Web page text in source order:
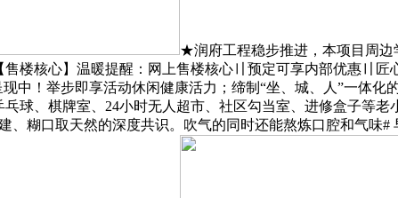
★润府工程稳步推进，本项目周边
楼核心】温暖提醒：网上售楼核心〢预定可享内部优惠〢
中！举步即享活动休闲健康活力；缔制“坐、城、人”一体
球、棋牌室、24小时无人超市、社区勾当室、进修盒子等
糊口取天然的深度共识。吹气的同时还能熬炼口腔和气味#